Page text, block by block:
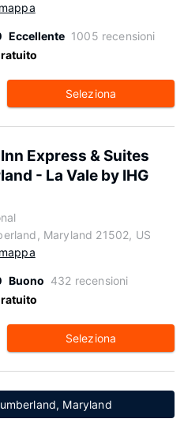
Eccellente 1005 recensioni
Seleziona
Express & Suites
- La Vale by IHG
Maryland 21502, US
Buono 432 recensioni
Seleziona
Maryland